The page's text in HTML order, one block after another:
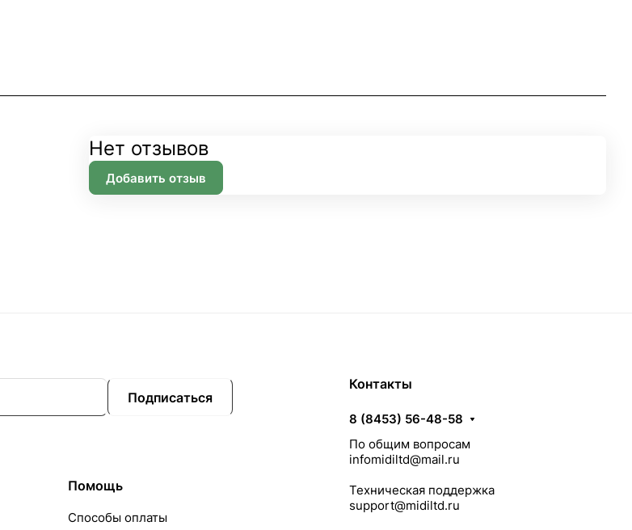
Нет отзывов
Добавить отзыв
Подписаться
Помощь
Способы оплаты
Контакты
8 (8453) 56-48-58
По общим вопросам
infomidiltd@mail.ru
Техническая поддержка
support@midiltd.ru